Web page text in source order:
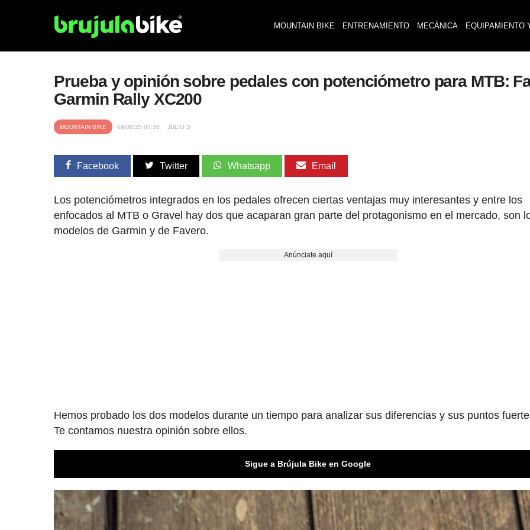
MOUNTAIN BIKE ENTRENAMIENTO MECÁNICA EQUIPAMIENTO
Prueba y opinión sobre pedales con potenciómetro para MTB:
Garmin Rally XC200
MOUNTAIN BIKE 09/06/25 07:35 JULIO S
Facebook Twitter Whatsapp Email
Los potenciómetros integrados en los pedales ofrecen ciertas ventajas muy interesantes y entre los
enfocados al MTB o Gravel hay dos que acaparan gran parte del protagonismo en el mercado, son
modelos de Garmin y de Favero.
Anúnciate aquí
Hemos probado los dos modelos durante un tiempo para analizar sus diferencias y sus puntos
Te contamos nuestra opinión sobre ellos.
Sigue a Brújula Bike en Google